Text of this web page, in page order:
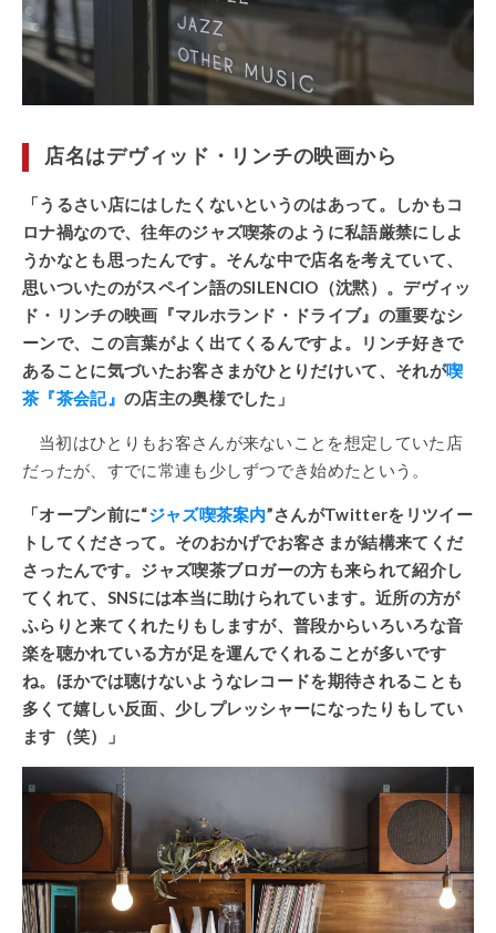
店名はデヴィッド・リンチの映画から
「うるさい店にはしたくないというのはあって。しかもコ
ロナ禍なので、往年のジャズ喫茶のように私語厳禁にしよ
うかなとも思ったんです。そんな中で店名を考えていて、
思いついたのがスペイン語のSILENCIO（沈黙）。デヴィッ
ド・リンチの映画『マルホランド・ドライブ』の重要なシ
ーンで、この言葉がよく出てくるんですよ。リンチ好きで
あることに気づいたお客さまがひとりだけいて、それが喫
茶『茶会記』 の店主の奥様でした」
当初はひとりもお客さんが来ないことを想定していた店
だったが、すでに常連も少しずつでき始めたという。
「オープン前に“ジャズ喫茶案内”さんがTwitterをリツイー
トしてくださって。そのおかげでお客さまが結構来てくだ
さったんです。ジャズ喫茶ブロガーの方も来られて紹介し
てくれて、SNSには本当に助けられています。近所の方が
ふらりと来てくれたりもしますが、普段からいろいろな音
楽を聴かれている方が足を運んでくれることが多いです
ね。ほかでは聴けないようなレコードを期待されることも
多くて嬉しい反面、少しプレッシャーになったりもしてい
ます（笑）」